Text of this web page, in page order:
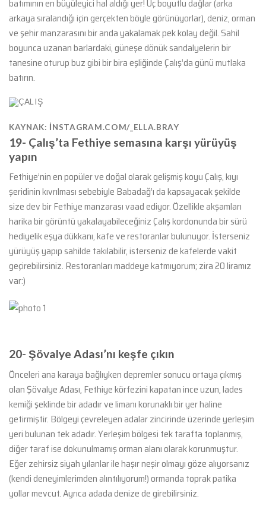
batımının en büyüleyici hal aldığı yer! Üç boyutlu dağlar (arka
arkaya sıralandığı için gerçekten böyle görünüyorlar), deniz, orman
ve şehir manzarasını bir anda yakalamak pek kolay değil. Sahil
boyunca uzanan barlardaki, güneşe dönük sandalyelerin bir
tanesine oturup buz gibi bir bira eşliğinde Çalış’da günü mutlaka
batırın.
KAYNAK: INSTAGRAM.COM/_ELLA.BRAY
19- Çalış’ta Fethiye semasına karşı yürüyüş
yapın
Fethiye’nin en popüler ve doğal olarak gelişmiş koyu Çalış, kıyı
şeridinin kıvrılması sebebiyle Babadağ’ı da kapsayacak şekilde
size dev bir Fethiye manzarası vaad ediyor. Özellikle akşamları
harika bir görüntü yakalayabileceğiniz Çalış kordonunda bir sürü
hediyelik eşya dükkanı, kafe ve restoranlar bulunuyor. İsterseniz
yürüyüş yapıp sahilde takılabilir, isterseniz de kafelerde vakit
geçirebilirsiniz. Restoranları maddeye katmıyorum; zira 20 liramız
var:)
20- Şövalye Adası’nı keşfe çıkın
Önceleri ana karaya bağlıyken depremler sonucu ortaya çıkmış
olan Şövalye Adası, Fethiye körfezini kapatan ince uzun, lades
kemiği şeklinde bir adadır ve limanı korunaklı bir yer haline
getirmiştir. Bölgeyi çevreleyen adalar zincirinde üzerinde yerleşim
yeri bulunan tek adadır. Yerleşim bölgesi tek tarafta toplanmış,
diğer taraf ise dokunulmamış orman alanı olarak korunmuştur.
Eğer zehirsiz siyah yılanlar ile haşır neşir olmayı göze alıyorsanız
(kendi deneyimlerimden alıntılıyorum!) ormanda toprak patika
yollar mevcut. Ayrıca adada denize de girebilirsiniz.